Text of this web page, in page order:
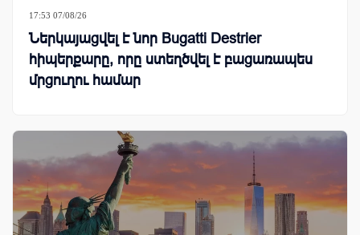
17:53 07/08/26
Ներկայացվել է նոր Bugatti Destrier
հիպերքարը, որը ստեղծվել է բացառապես
մրցուղու համար